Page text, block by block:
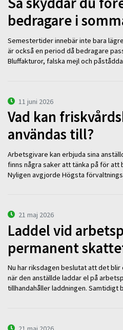
bedragare i
Semestertider innebär inte bara
är också en period då bedragare
Bluffakturor, falska mejl och
11 juni 2026
Vad kan
användas till?
Arbetsgivare kan erbjuda sina
finns några saker att tänka på för
Nyligen avgjorde Högsta
21 maj 2026
Laddel vid
permanent
Nu har riksdagen beslutat att det
när den anställde laddar el på
tillhandahåller laddningen.